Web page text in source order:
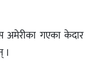
अमेरीका गएका केदार
।